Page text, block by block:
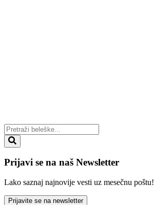
Prijavi se na naš Newsletter
Lako saznaj najnovije vesti uz mesečnu poštu!
Prijavite se na newsletter